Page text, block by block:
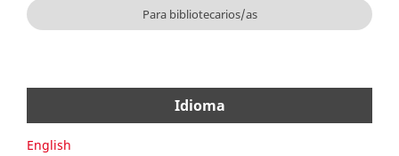
Para bibliotecarios/as
Idioma
English